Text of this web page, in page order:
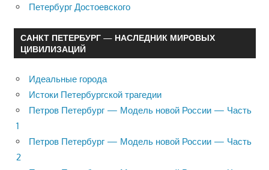
Петербург Достоевского
САНКТ ПЕТЕРБУРГ — НАСЛЕДНИК МИРОВЫХ
ЦИВИЛИЗАЦИЙ
Идеальные города
Истоки Петербургской трагедии
Петров Петербург — Модель новой России — Часть
1
Петров Петербург — Модель новой России — Часть
2